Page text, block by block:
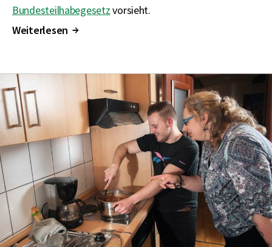
Bundesteilhabegesetzvorsieht.
Weiterlesen
↑